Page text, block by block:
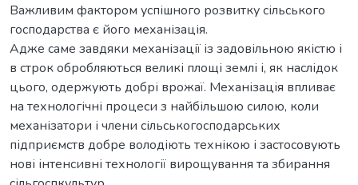
Важливим фактором успішного розвитку сільського
господарства є його механізація.
Адже саме завдяки механізації із задовільною якістю і
в строк обробляються великі площі землі і, як наслідок
цього, одержують добрі врожаї. Механізація впливає
на технологічні процеси з найбільшою силою, коли
механізатори і члени сільськогосподарських
підприємств добре володіють технікою і застосовують
нові інтенсивні технології вирощування та збирання